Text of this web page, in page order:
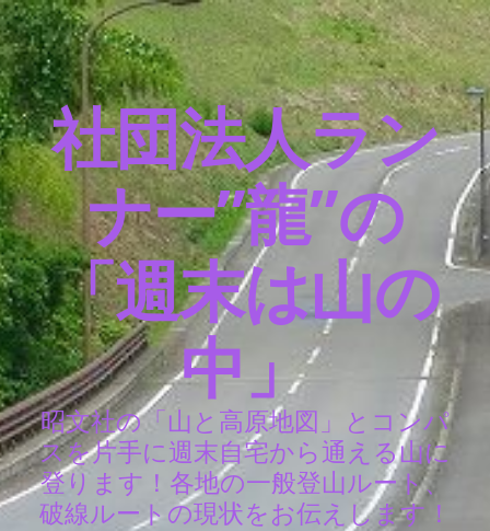
社団法人ラン
ナー”龍”の
「週末は山の
中」
昭文社の「山と高原地図」とコンパ
スを片手に週末自宅から通える山に
登ります！各地の一般登山ルート、
破線ルートの現状をお伝えします！